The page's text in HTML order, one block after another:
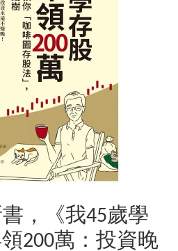
書，《我45歲學
200萬：投資晚